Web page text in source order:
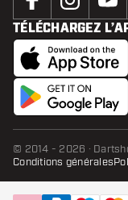
TÉLÉCHARGEZ
© 2014 - 2026 ·
Conditions générales